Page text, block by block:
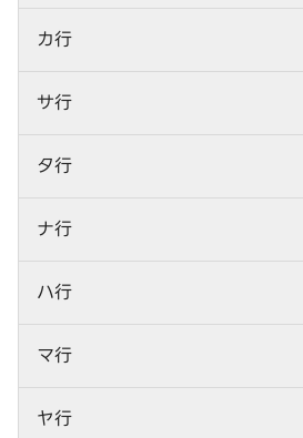
カ行
サ行
タ行
ナ行
ハ行
マ行
ヤ行